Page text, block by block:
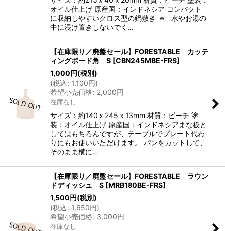
オイル仕上げ 原産国：インドネシア コンパクト
に収納しやすいクロス型の鍋敷き ※ 水やお湯の
中に浸け置きしないでく…
【在庫限り／廃盤セール】FORESTABLE カッテ
ィングボード角 S [CBN245MBE-FRS]
1,000円(税別)
(税込: 1,100円)
希望小売価格: 2,000円
在庫なし
サイズ：約140ｘ245ｘ13mm 材質：ビーチ 塗
装：オイル仕上げ 原産国：インドネシアまな板と
してはもちろんですが、テーブルでプレート代わ
りにもお使いいただけます。 パンをカットして、
そのまま横に…
【在庫限り／廃盤セール】FORESTABLE ラウン
ドディッシュ S [MRB180BE-FRS]
1,500円(税別)
(税込: 1,650円)
希望小売価格: 3,000円
在庫なし